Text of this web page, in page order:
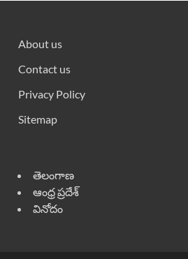
About us
Contact us
Privacy Policy
Sitemap
తెలంగాణ
ఆంధ్ర ప్రదేశ్
వినోదం